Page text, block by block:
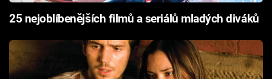
25 nejoblíbenějších filmů a seriálů mladých diváků